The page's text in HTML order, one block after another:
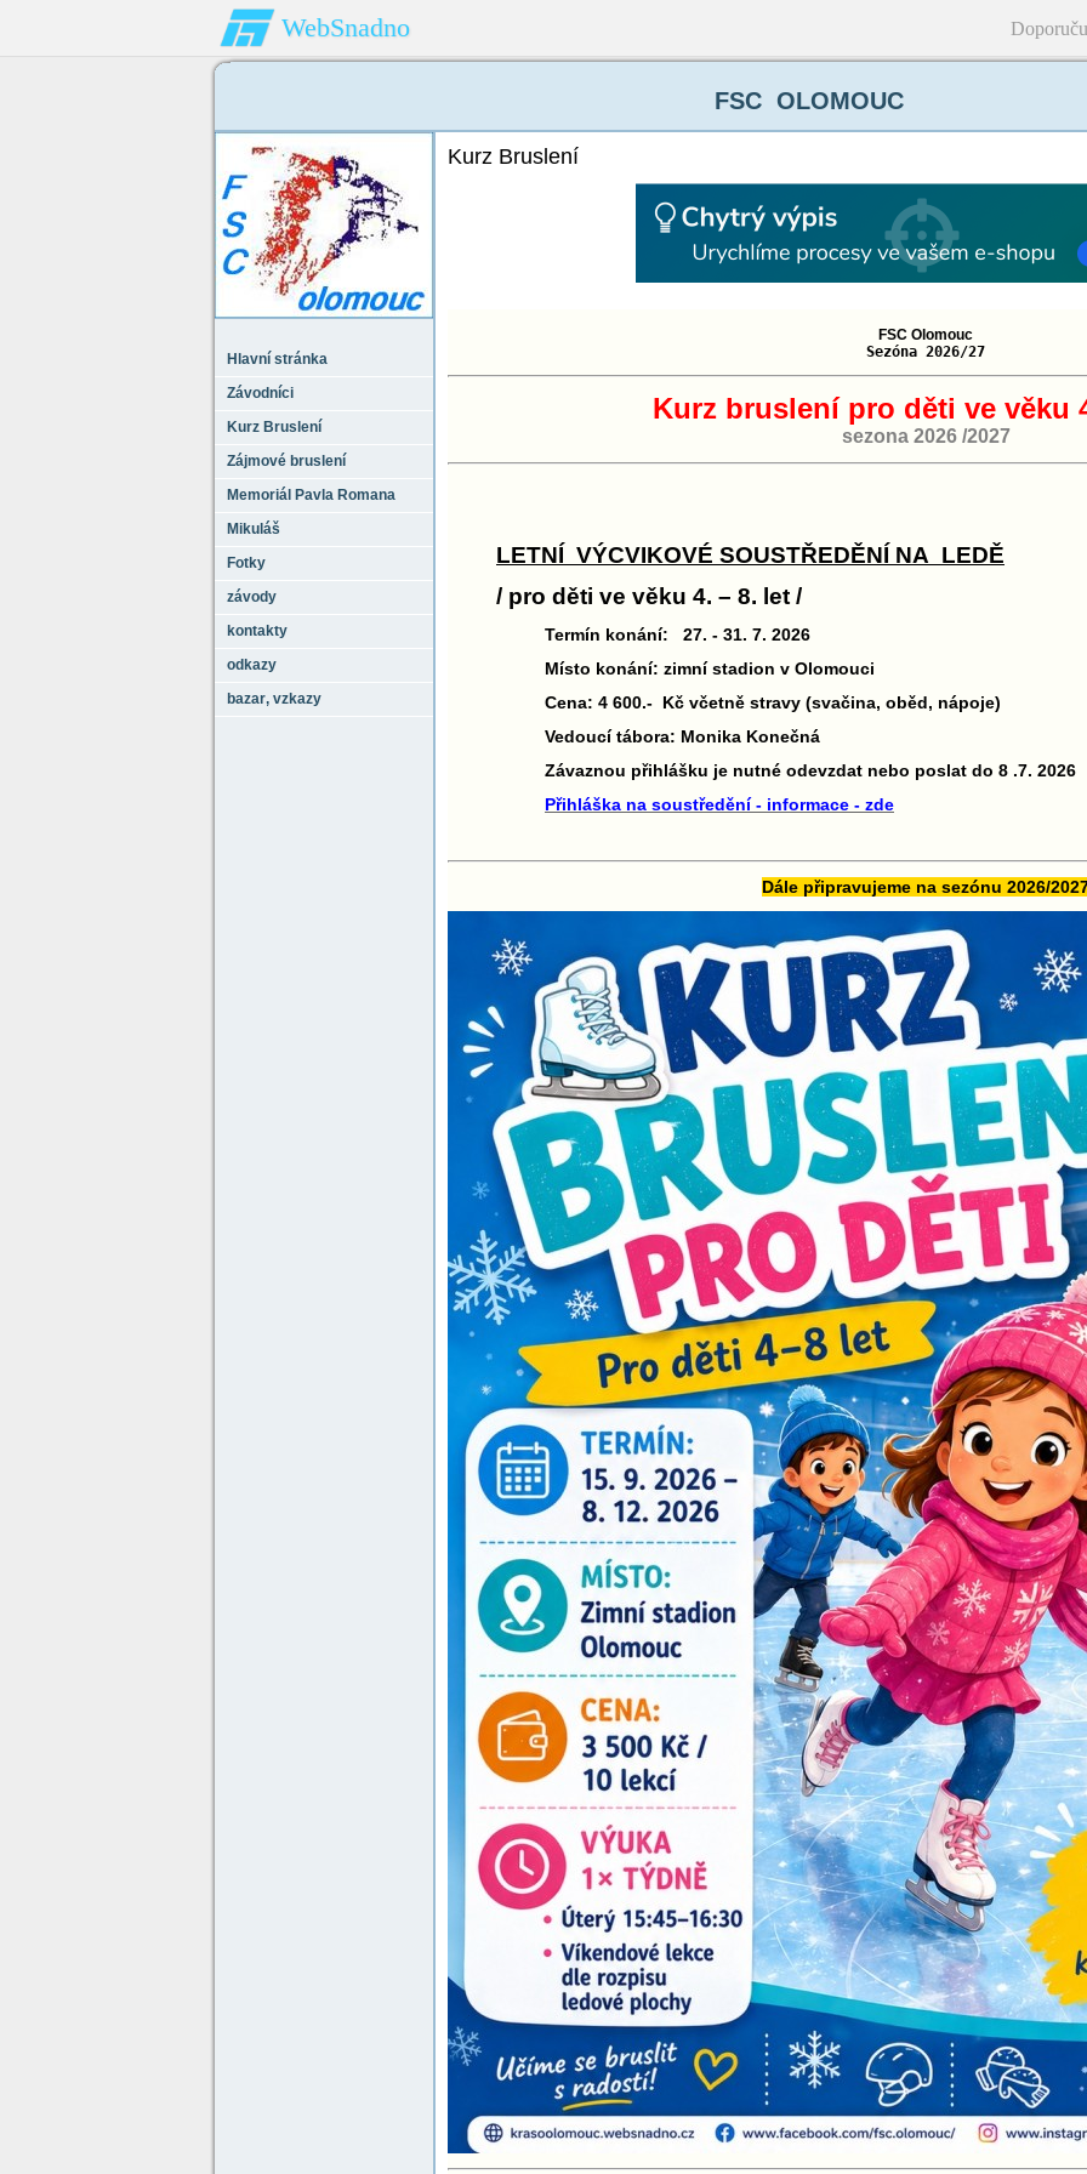
WebSnadno
FSC OLOMOUC
Hlavní stránka
Závodníci
Kurz Bruslení
Zájmové bruslení
Memoriál Pavla Romana
Mikuláš
Fotky
závody
kontakty
odkazy
bazar‚ vzkazy
Kurz Bruslení
FSC Olomouc
Sezóna 2026/27
Kurz bruslení pro děti ve věku
sezona 2026 /2027
LETNÍ VÝCVIKOVÉ SOUSTŘEDĚNÍ NA LEDĚ
/ pro děti ve věku 4. – 8. let /
Termín konání: 27. - 31. 7. 2026
Místo konání: zimní stadion v Olomouci
Cena: 4 600.- Kč včetně stravy (svačina, oběd, nápoje)
Vedoucí tábora: Monika Konečná
Závaznou přihlášku je nutné odevzdat nebo poslat do 8 .7. 2026
Přihláška na soustředění - informace - zde
Dále připravujeme na sezónu 2026/